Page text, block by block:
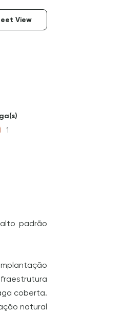
View
1
padrão
coberta.
natural